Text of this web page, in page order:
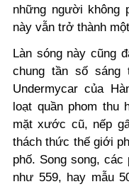
những người không
này vẫn trở thành
Làn sóng này cũng
chung tần số
Undermycar của
loạt quần phom thu
mặt xước cũ, nếp
thách thức thế giới
phố. Song song, các
như 559, hay mẫu